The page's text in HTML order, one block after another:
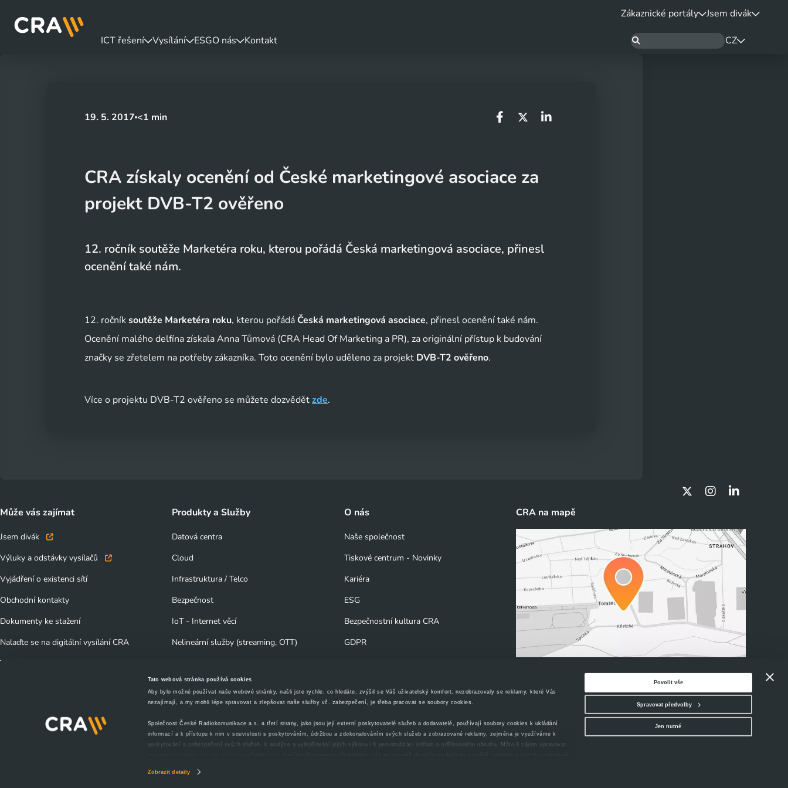
Tato webová stránka používá cookies
Aby bylo možné používat naše webové stránky, našli jste rychle, co hledáte, zvýšil se Váš uživatelský komfort, nezobrazovaly se reklamy, které Vás
nezajímají, a my mohli lépe spravovat a zlepšovat naše služby vč. zabezpečení, je třeba pracovat se soubory cookies.
Společnost České Radiokomunikace a.s. a třetí strany, jako jsou její externí poskytovatelé služeb a dodavatelé, používají soubory cookies k ukládání
informací a k přístupu k nim v souvislosti s poskytováním, údržbou a zdokonalováním svých služeb a zobrazované reklamy, zejména je využíváme k
poskytování a zabezpečení svých služeb, k analýze a vylepšování jejich výkonu i k personalizaci reklam a sdělovaného obsahu. Máte-li zájem upravovat
uchováváme maximálně po dobu 12 měsíců. Vybrané možnosti můžete kdykoliv změnit nebo odvolat souhlas ve svém nastavení.
Zobrazit detaily
Povolit vše
Spravovat předvolby
Jen nutné
19. 5. 2017 <1 min
CRA získaly ocenění od České marketingové asociace za
projekt DVB-T2 ověřeno
12. ročník soutěže Marketéra roku, kterou pořádá Česká marketingová asociace, přinesl
ocenění také nám.
12. ročníksoutěže Marketéra roku, kterou pořádáČeská marketingová asociace, přinesl ocenění také nám.
Ocenění malého delfína získala Anna Tůmová (CRA Head Of Marketing a PR), za originální přístup k budování
značky se zřetelem na potřeby zákazníka. Toto ocenění bylo uděleno za projekt DVB-T2 ověřeno.
Více o projektu DVB-T2 ověřeno se můžete dozvědětzde.
Zákaznické portály Jsem divák
ICT řešení Vysílání ESGO nás Kontakt CZ
Může vás zajímat
Jsem divák
Výluky a odstávky vysílačů
Vyjádření o existenci sítí
Obchodní kontakty
Dokumenty ke stažení
Nalaďte se na digitální vysílání CRA
TechTalks - blog
Produkty a Služby
Datová centra
Cloud
Infrastruktura / Telco
Bezpečnost
IoT - Internet věcí
Nelineární služby (streaming, OTT)
O nás
Naše společnost
Tiskové centrum - Novinky
Kariéra
ESG
Bezpečnostní kultura CRA
GDPR
Nařízení o digitálních službách -
Povinná upozornění podle zákona o
CRA na mapě